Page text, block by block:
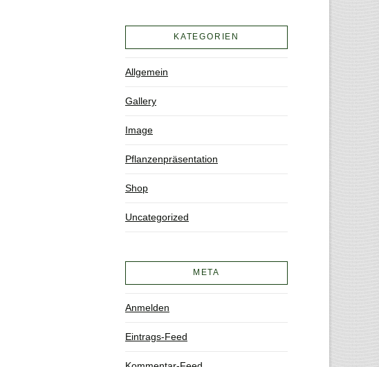
KATEGORIEN
Allgemein
Gallery
Image
Pflanzenpräsentation
Shop
Uncategorized
META
Anmelden
Eintrags-Feed